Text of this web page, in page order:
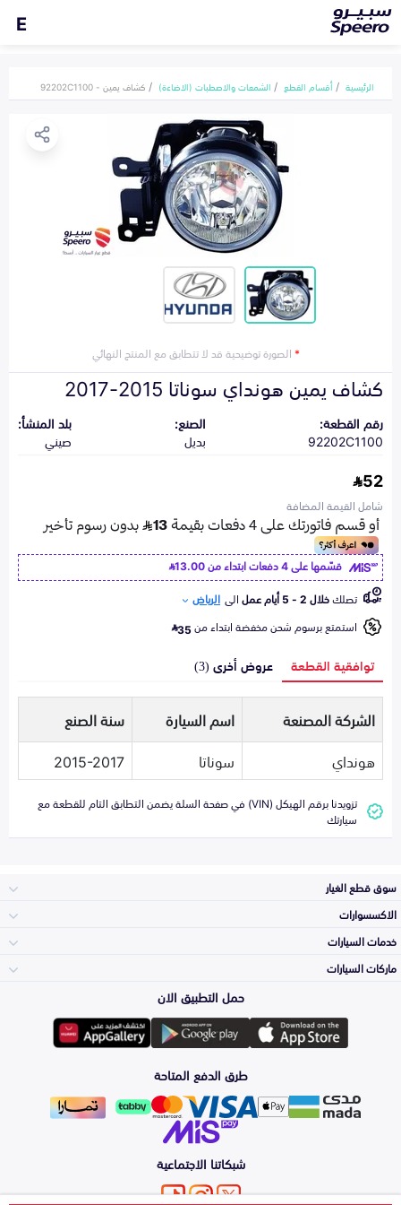
E
الرئيسية أقسام القطع الشمعات والاصطبات (الاضاءة) كشاف يمين - 92202C1100
*الصورة توضيحية قد لا تتطابق مع المنتج النهائي
كشاف يمين هونداي سوناتا 2015-2017
رقم القطعة:
92202C1100
الصنع:
بديل
بلد المنشأ:
صيني
52
شامل القيمة المضافة
قسّمها على 4 دفعات ابتداء من
13.00
تصلكخلال 2 - 5 أيام عمل الى الرياض
استمتع برسوم شحن مخفضة ابتداء من35
توافقية القطعة عروض أخرى (3)
الشركة المصنعة اسم السيارة
سنة الصنع
هونداي
سوناتا 2015-2017
تزويدنا برقم الهيكل (VIN) في صفحة السلة يضمن التطابق التام للقطعة مع
سيارتك
سوق قطع الغيار
المكائن، القيرات
وملحقاتها
الشمعات
والاصطبات (الاضاءة)
الفرامل والأقمشة
الاكسسوارات
لوازم الرحلات
اكسسوارات العناية
الزيوت و السوائل
خدمات السيارات
الأكثر مبيعاً
التلميع والعناية
ماركات السيارات
تويوتا
هيونداي
كيا
حمل التطبيق الان
طرق الدفع المتاحة
شبكاتنا الاجتماعية